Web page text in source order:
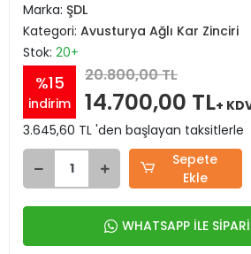
Marka: ŞDL
Kategori: Avusturya Ağlı Kar Zinciri
Stok: 20+
%15
indirim
20.800,00 TL
14.700,00 TL+
3.645,60 TL 'den başlayan taksitlerle
Sepete
Ekle
WHATSAPP İLE